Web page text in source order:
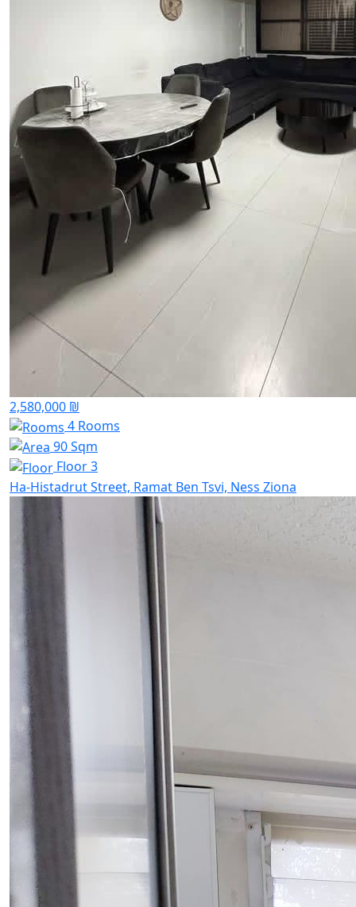
2,580,000 ₪
4 Rooms
90 Sqm
Floor 3
Ha-Histadrut Street, Ramat Ben Tsvi, Ness Ziona